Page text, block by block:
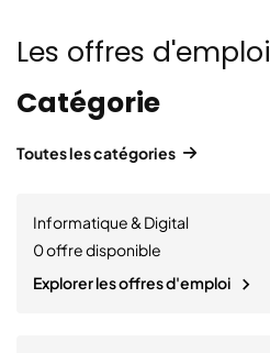
Les offres d'emploi
Catégorie
Toutes les catégories
Informatique & Digital
0offre disponible
Explorer les offres d'emploi